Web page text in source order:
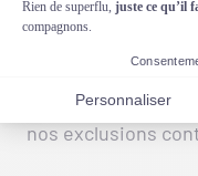
congénitales
prendre en charge
chirurgicales, car
nos exclusions